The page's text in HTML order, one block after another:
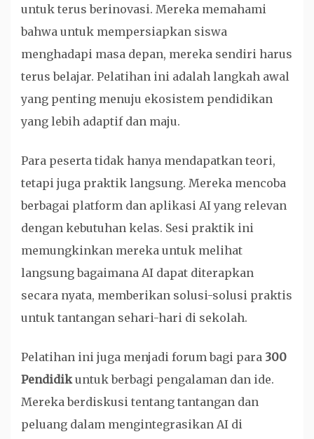
untuk terus berinovasi. Mereka memahami
bahwa untuk mempersiapkan siswa
menghadapi masa depan, mereka sendiri harus
terus belajar. Pelatihan ini adalah langkah awal
yang penting menuju ekosistem pendidikan
yang lebih adaptif dan maju.
Para peserta tidak hanya mendapatkan teori,
tetapi juga praktik langsung. Mereka mencoba
berbagai platform dan aplikasi AI yang relevan
dengan kebutuhan kelas. Sesi praktik ini
memungkinkan mereka untuk melihat
langsung bagaimana AI dapat diterapkan
secara nyata, memberikan solusi-solusi praktis
untuk tantangan sehari-hari di sekolah.
Pelatihan ini juga menjadi forum bagi para 300
Pendidikuntuk berbagi pengalaman dan ide.
Mereka berdiskusi tentang tantangan dan
peluang dalam mengintegrasikan AI di